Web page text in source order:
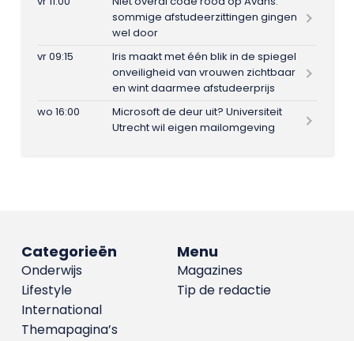
sommige afstudeerzittingen gingen
wel door
vr 09:15
Iris maakt met één blik in de spiegel
onveiligheid van vrouwen zichtbaar
en wint daarmee afstudeerprijs
wo 16:00
Microsoft de deur uit? Universiteit
Utrecht wil eigen mailomgeving
Menu
Magazines
Tip de redactie
Categorieën
Onderwijs
Lifestyle
International
Themapagina’s